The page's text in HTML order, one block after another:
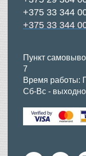
+375 33 344
+375 33 344
Пункт
7
Время работы:
Сб-Вс -